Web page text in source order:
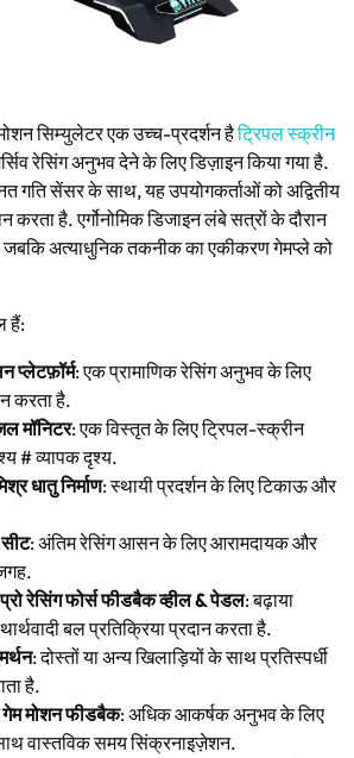
सिम्युलेटर एक उच्च-प्रदर्शन हैट्रिपल स्क्रीन
रेसिंग अनुभव देने के लिए डिज़ाइन किया गया है.
गति सेंसर के साथ, यह उपयोगकर्ताओं को अद्वितीय
करता है. एर्गोनोमिक डिजाइन लंबे सत्रों के दौरान
जबकि अत्याधुनिक तकनीक का एकीकरण गेमप्ले को
हैं:
प्लेटफ़ॉर्म: एक प्रामाणिक रेसिंग अनुभव के लिए
करता है.
मॉनिटर: एक विस्तृत के लिए ट्रिपल-स्क्रीन
# व्यापक दृश्य.
धातु निर्माण: स्थायी प्रदर्शन के लिए टिकाऊ और
: अंतिम रेसिंग आसन के लिए आरामदायक और
रेसिंग फोर्स फीडबैक व्हील & पेडल: बढ़ाया
बल प्रतिक्रिया प्रदान करता है.
: दोस्तों या अन्य खिलाड़ियों के साथ प्रतिस्पर्धी
है.
गेम मोशन फीडबैक: अधिक आकर्षक अनुभव के लिए
वास्तविक समय सिंक्रनाइज़ेशन.